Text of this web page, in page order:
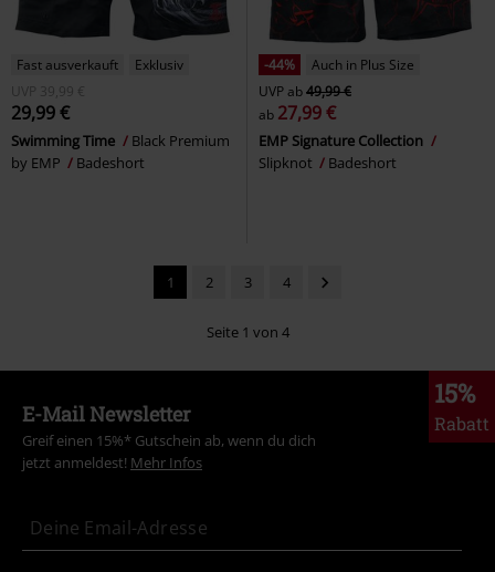
Fast ausverkauft
Exklusiv
UVP
39,99 €
29,99 €
Swimming Time
Black Premium
by EMP
Badeshort
-44%
Auch in Plus Size
UVPab49,99 €
ab 27,99 €
EMP Signature Collection
Slipknot
Badeshort
1 2 3 4
Seite 1 von 4
15%
Rabatt
E-Mail Newsletter
Greif einen 15%* Gutschein ab, wenn du dich
jetzt anmeldest! Mehr Infos